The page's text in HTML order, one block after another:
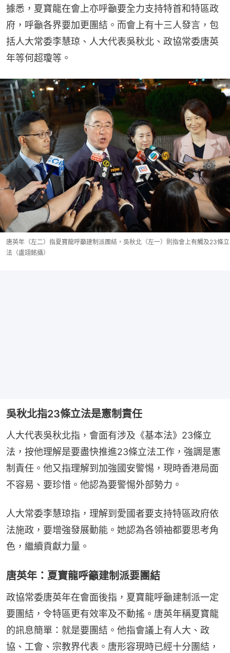
據悉，夏寶龍在會上亦呼籲要全力支持特首和特區政
府，呼籲各界要加更團結。而會上有十三人發言，包
括人大常委李慧琼、人大代表吳秋北、政協常委唐英
年等何超瓊等。
唐英年（左二）指夏寶龍呼籲建制派團結，吳秋北（左一）則指會上有觸及23條立
法（盧翊銘攝）
吳秋北指23條立法是憲制責任
人大代表吳秋北指，會面有涉及《基本法》23條立
法，按他理解是要盡快推進23條立法工作，強調是憲
制責任。他又指理解到加強國安警惕，現時香港局面
不容易、要珍惜。他認為要警惕外部勢力。
人大常委李慧琼指，理解到愛國者要支持特區政府依
法施政，要增強發展動能。她認為各領袖都要思考角
色，繼續貢獻力量。
唐英年：夏寶龍呼籲建制派要團結
政協常委唐英年在會面後指，夏寶龍呼籲建制派一定
要團結，令特區更有效率及不動搖。唐英年稱夏寶龍
的訊息簡單：就是要團結。他指會議上有人大、政
協、工會、宗教界代表。唐形容現時已經十分團結，